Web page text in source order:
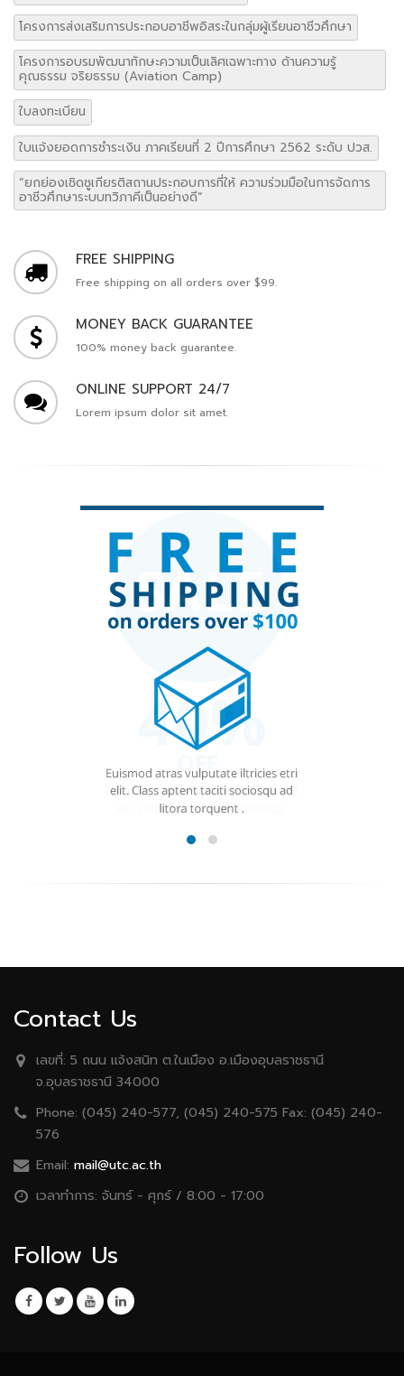
โครงการส่งเสริมการประกอบอาชีพอิสระในกลุ่มผู้เรียนอาชีวศึกษา
โครงการอบรมพัฒนาทักษะความเป็นเลิศเฉพาะทาง ด้านความรู้
คุณธรรม จริยธรรม (Aviation Camp)
ใบลงทะเบียน
ใบแจ้งยอดการชำระเงิน ภาคเรียนที่ 2 ปีการศึกษา 2562 ระดับ ปวส.
“ยกย่องเชิดชูเกียรติสถานประกอบการที่ให้ ความร่วมมือในการจัดการ
อาชีวศึกษาระบบทวิภาคีเป็นอย่างดี”
FREE SHIPPING
Free shipping on all orders over $99.
MONEY BACK GUARANTEE
100% money back guarantee.
ONLINE SUPPORT 24/7
Lorem ipsum dolor sit amet.
Contact Us
เลขที่: 5 ถนน เเจ้งสนิท ต.ในเมือง อ.เมืองอุบลราชธานี
จ.อุบลราชธานี 34000
Phone: (045) 240-577, (045) 240-575 Fax: (045) 240-
576
Email: mail@utc.ac.th
เวลาทำการ: จันทร์ - ศุกร์ / 8:00 - 17:00
Follow Us